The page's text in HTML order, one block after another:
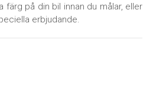
färg på din bil innan du målar, eller
erbjudande.